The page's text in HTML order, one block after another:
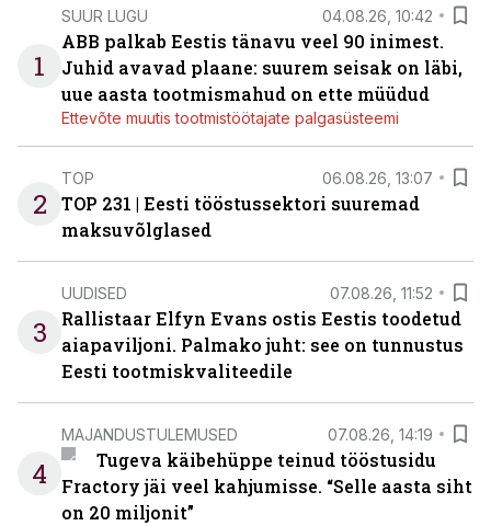
1
SUUR LUGU 04.08.26, 10:42
ABB palkab Eestis tänavu veel 90 inimest.
Juhid avavad plaane: suurem seisak on läbi,
uue aasta tootmismahud on ette müüdud
Ettevõte muutis tootmistöötajate palgasüsteemi
2
TOP 06.08.26, 13:07
TOP 231 | Eesti tööstussektori suuremad
maksuvõlglased
3
UUDISED 07.08.26, 11:52
Rallistaar Elfyn Evans ostis Eestis toodetud
aiapaviljoni. Palmako juht: see on tunnustus
Eesti tootmiskvaliteedile
4
MAJANDUSTULEMUSED 07.08.26, 14:19
Tugeva käibehüppe teinud tööstusidu
Fractory jäi veel kahjumisse. “Selle aasta siht
on 20 miljonit”